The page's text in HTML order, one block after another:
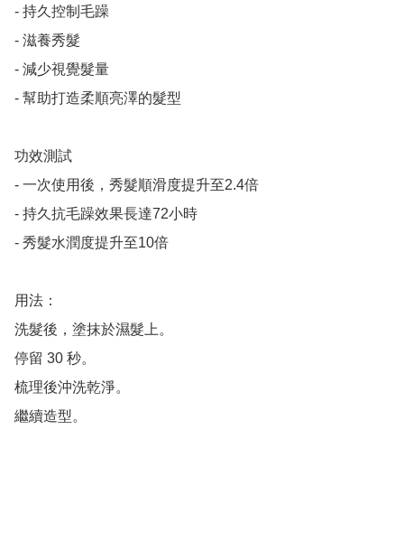
- 持久控制毛躁
- 滋養秀髮
- 減少視覺髮量
- 幫助打造柔順亮澤的髮型
功效測試
- 一次使用後，秀髮順滑度提升至2.4倍
- 持久抗毛躁效果長達72小時
- 秀髮水潤度提升至10倍
用法：
洗髮後，塗抹於濕髮上。
停留 30 秒。
梳理後沖洗乾淨。
繼續造型。